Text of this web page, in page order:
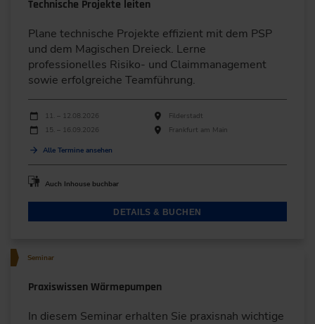
Technische Projekte leiten
Plane technische Projekte effizient mit dem PSP
und dem Magischen Dreieck. Lerne
professionelles Risiko- und Claimmanagement
sowie erfolgreiche Teamführung.
Durchführungen
Veranstaltungsdatum Veranstaltungsort
11. – 12.08.2026
Filderstadt
15. – 16.09.2026
Frankfurt am Main
Alle Termine ansehen
Auch Inhouse buchbar
DETAILS & BUCHEN
Seminar
Praxiswissen Wärmepumpen
In diesem Seminar erhalten Sie praxisnah wichtige